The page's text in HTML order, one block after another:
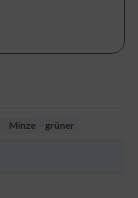
Minze grüner